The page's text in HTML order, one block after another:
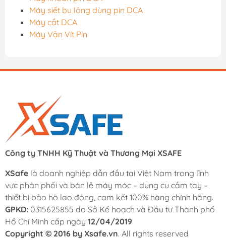
Máy siết bu lông dùng pin DCA
Máy cắt DCA
Máy Vặn Vít Pin
Công ty TNHH Kỹ Thuật và Thương Mại XSAFE
XSafe là doanh nghiệp dẫn đầu tại Việt Nam trong lĩnh
vực phân phối và bán lẻ máy móc – dụng cụ cầm tay –
thiết bị bảo hộ lao động, cam kết 100% hàng chính hãng.
GPKD: 0315625855 do Sở Kế hoạch và Đầu tư Thành phố
Hồ Chí Minh cấp ngày 12/04/2019
Copyright © 2016 by Xsafe.vn. All rights reserved